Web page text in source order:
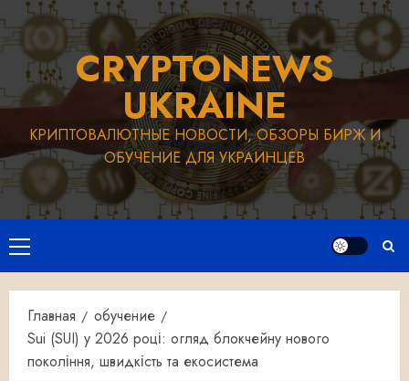
Перейти
к
содержимомуCRYPTONEWS
UKRAINE
КРИПТОВАЛЮТНЫЕ НОВОСТИ, ОБЗОРЫ БИРЖ И
ОБУЧЕНИЕ ДЛЯ УКРАИНЦЕВ
Основное
меню
Главная
обучение
Sui (SUI) у 2026 році: огляд блокчейну нового
покоління, швидкість та екосистема